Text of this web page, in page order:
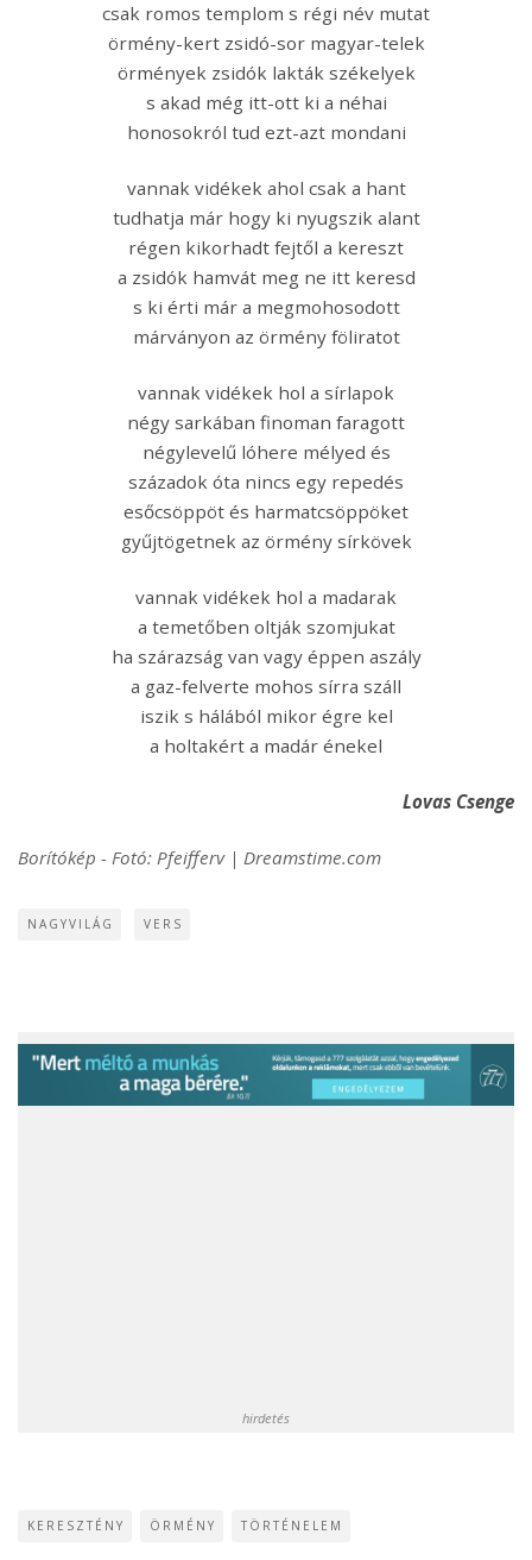
csak romos templom s régi név mutat
örmény-kert zsidó-sor magyar-telek
örmények zsidók lakták székelyek
s akad még itt-ott ki a néhai
honosokról tud ezt-azt mondani
vannak vidékek ahol csak a hant
tudhatja már hogy ki nyugszik alant
régen kikorhadt fejtől a kereszt
a zsidók hamvát meg ne itt keresd
s ki érti már a megmohosodott
márványon az örmény föliratot
vannak vidékek hol a sírlapok
négy sarkában finoman faragott
négylevelű lóhere mélyed és
századok óta nincs egy repedés
esőcsöppöt és harmatcsöppöket
gyűjtögetnek az örmény sírkövek
vannak vidékek hol a madarak
a temetőben oltják szomjukat
ha szárazság van vagy éppen aszály
a gaz-felverte mohos sírra száll
iszik s hálából mikor égre kel
a holtakért a madár énekel
Lovas Csenge
Borítókép - Fotó: Pfeifferv | Dreamstime.com
NAGYVILÁG VERS
hirdetés
KERESZTÉNY ÖRMÉNY TÖRTÉNELEM